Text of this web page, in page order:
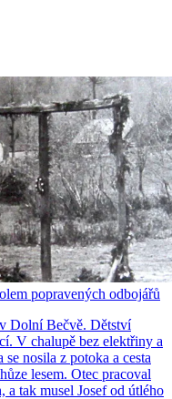
popravených odbojářů
Dolní Bečvě. Dětství
V chalupě bez elektřiny a
nosila z potoka a cesta
lesem. Otec pracoval
a tak musel Josef od útlého